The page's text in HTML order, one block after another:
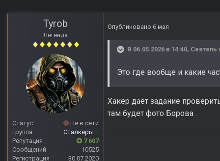
Tyrob
Легенда
Статус
Не в сети
Группа
Сталкеры +
Репутация
7 607
Сообщений
10525
Регистрация
30.07.2020
Опубликовано 6 мая
В 06.05.2026 в 14:40, Сеятель
Это где вообще и какие
Хакер даёт задание
там будет фото Борова .